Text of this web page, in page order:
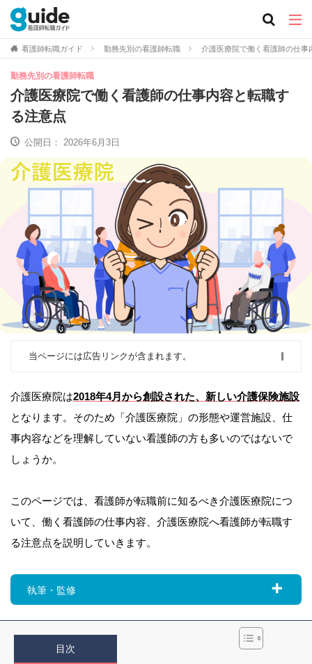
看護師転職ガイド 勤務先別の看護師転職 介護医療院で働く看護師の仕事
勤務先別の看護師転職
介護医療院で働く看護師の仕事内容と転職す
る注意点
公開日： 2026年6月3日
当ページには広告リンクが含まれます。
介護医療院は2018年4月から創設された、新しい介護保険施設
となります。そのため「介護医療院」の形態や運営施設、仕
事内容などを理解していない看護師の方も多いのではないで
しょうか。
このページでは、看護師が転職前に知るべき介護医療院につ
いて、働く看護師の仕事内容、介護医療院へ看護師が転職す
る注意点を説明していきます。
執筆・監修
目次